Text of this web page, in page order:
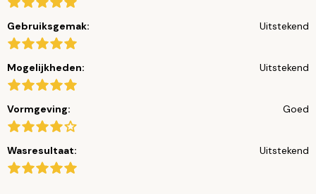
Gebruiksgemak: Uitstekend
Mogelijkheden: Uitstekend
Vormgeving: Goed
Wasresultaat: Uitstekend